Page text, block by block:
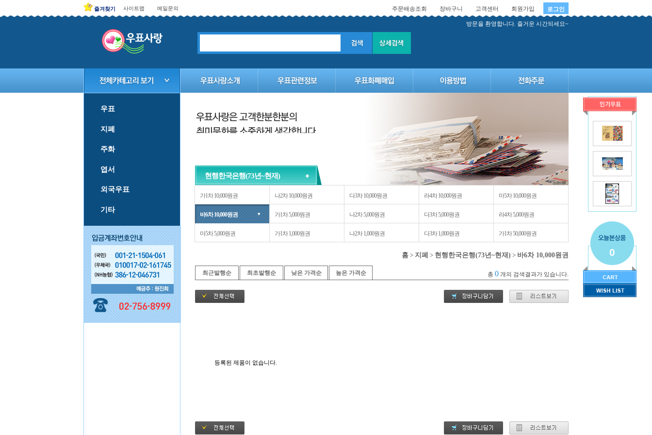
즐겨찾기 사이트맵 메일문의 로그인
회원가입
고객센터
장바구니
주문배송조회
방문을 환영합니다. 즐거운 시간되세요~
우표
지폐
주화
엽서
외국우표
기타
0
현행한국은행(73년~현재)
가1차 10,000원권 나2차 10,000원권 다3차 10,000원권 라4차 10,000원권 마5차 10,000원권
바6차 10,000원권 가1차 5,000원권 나2차 5,000원권 다3차 5,000원권 라4차 5,000원권
마5차 5,000원권 가1차 1,000원권 나2차 1,000원권 다3차 1,000원권 가1차 50,000원권
홈 > 지폐 > 현행한국은행(73년~현재) > 바6차 10,000원권
최근발행순 최초발행순 낮은 가격순 높은 가격순 총 0 개의 검색결과가 있습니다.
등록된 제품이 없습니다.